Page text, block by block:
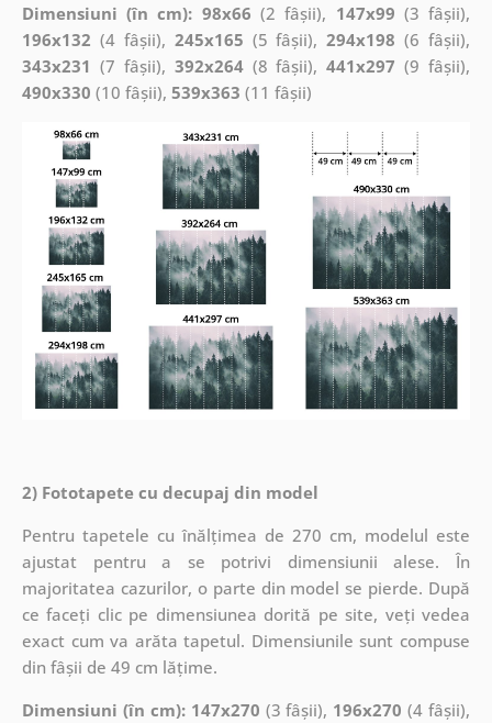
Dimensiuni (în cm): 98x66 (2 fâșii), 147x99 (3 fâșii),
196x132 (4 fâșii), 245x165 (5 fâșii),294x198 (6 fâșii),
343x231 (7 fâșii), 392x264(8 fâșii),441x297 (9 fâșii),
490x330 (10 fâșii), 539x363 (11 fâșii)
2) Fototapete cu decupaj din model
Pentru tapetele cu înălțimea de 270 cm, modelul este
ajustat pentru a se potrivi dimensiunii alese. În
majoritatea cazurilor, o parte din model se pierde. După
ce faceți clic pe dimensiunea dorită pe site, veți vedea
exact cum va arăta tapetul. Dimensiunile sunt compuse
din fâșii de 49 cm lățime.
Dimensiuni (în cm): 147x270 (3 fâșii), 196x270 (4 fâșii),